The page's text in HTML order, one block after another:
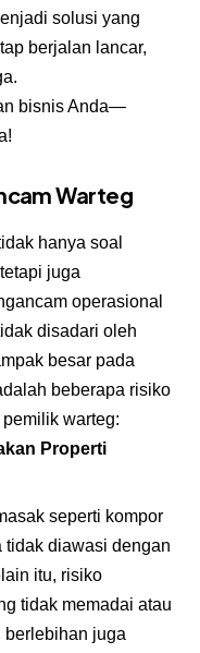
solusi yang
berjalan lancar,
bisnis Anda—
Warteg
hanya soal
juga
operasional
disadari oleh
besar pada
beberapa risiko
warteg:
Properti
seperti kompor
tidak diawasi dengan
itu, risiko
tidak memadai atau
berlebihan juga